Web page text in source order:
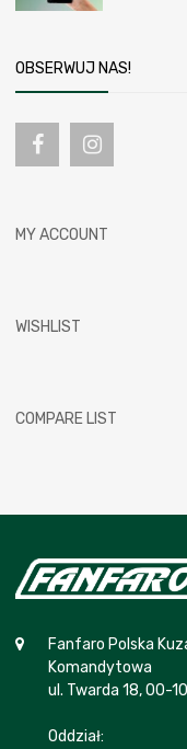
OBSERWUJ NAS!
MY ACCOUNT
WISHLIST
COMPARE LIST
Fanfaro Polska
Komandytowa
ul. Twarda 18, 00-
Oddział: